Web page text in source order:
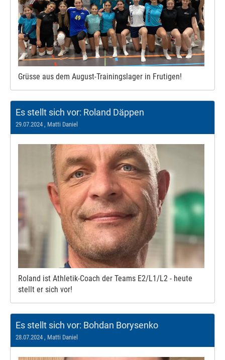
Grüsse aus dem August-Trainingslager in Frutigen!
Es stellt sich vor: Roland Däppen
29.07.2024 , Matti Daniel
Roland ist Athletik-Coach der Teams E2/L1/L2 - heute
stellt er sich vor!
Es stellt sich vor: Bohdan Borysenko
28.07.2024 , Matti Daniel